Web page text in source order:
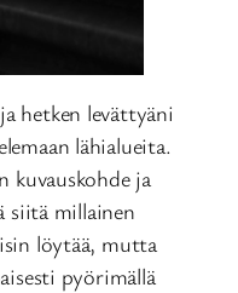
hetken levättyäni
lähialueita.
kuvauskohde ja
siitä millainen
löytää, mutta
pyörimällä